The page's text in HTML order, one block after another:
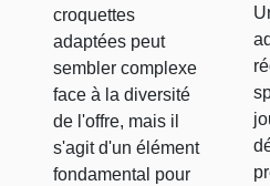
croquettes
adaptées peut
sembler complexe
face à la diversité
de l'offre, mais il
s'agit d'un élément
fondamental pour